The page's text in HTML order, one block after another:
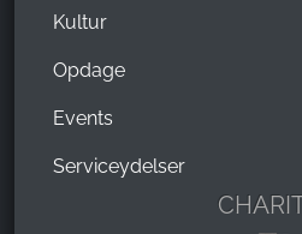
Kultur
Opdage
Events
Serviceydelser